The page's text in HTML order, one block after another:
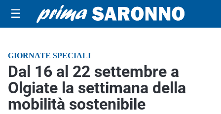
☰
GIORNATE SPECIALI
Dal 16 al 22 settembre a
Olgiate la settimana della
mobilità sostenibile